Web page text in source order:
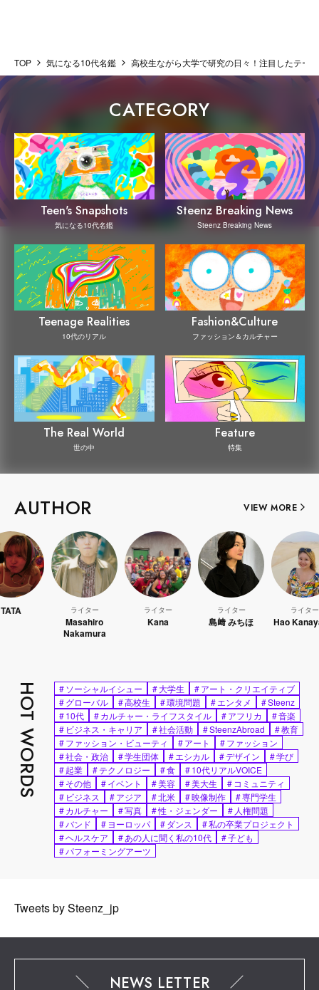
TOP 気になる10代名鑑 高校生ながら大学で研究の日々！注目したテー
CATEGORY
Teen's Snapshots
気になる10代名鑑
Steenz Breaking News
Steenz Breaking News
Teenage Realities
10代のリアル
Fashion&Culture
ファッション＆カルチャー
The Real World
世の中
Feature
特集
AUTHOR VIEW MORE
Masahiro
Nakamura
島﨑 みちほ Hao Kanayama
HOT WORDS #ソーシャルイシュー #大学生 #アート・クリエイティブ
#グローバル #高校生 #環境問題 #エンタメ #Steenz
#10代 #カルチャー・ライフスタイル #アフリカ #音楽
# ビジネス・キャリア #社会活動 #SteenzAbroad #教育
#ファッション・ビューティ #アート #ファッション
#社会・政治 #学生団体 #エシカル #デザイン #学び
#起業 #テクノロジー #食 #10代リアルVOICE
#その他 #イベント #美容 #美大生 # コミュニティ
# ビジネス #アジア #北米 #映像制作 #専門学生
#カルチャー #写真 #性・ジェンダー # 人権問題
#バンド #ヨーロッパ #ダンス #私の卒業プロジェクト
#ヘルスケア #あの人に聞く私の10代 #子ども
#パフォーミングアーツ
Tweets by Steenz_jp
NEWS LETTER